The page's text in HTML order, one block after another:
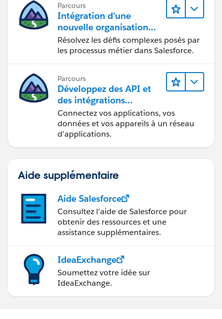
Parcours
Intégration d’une
nouvelle organisation
commerciale
Résolvez les défis complexes posés par
les processus métier dans Salesforce.
Parcours
Développez des API et
des intégrations
formidables avec
MuleSoft
Connectez vos applications, vos
données et vos appareils à un réseau
d’applications.
Aide supplémentaire
Aide Salesforce
Consultez l’aide de Salesforce pour
obtenir des ressources et une
assistance supplémentaires.
IdeaExchange
Soumettez votre idée sur
IdeaExchange.